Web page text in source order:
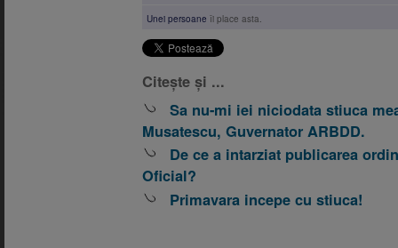
Unei persoane îi place asta.
Citește și ...
Sa nu-mi iei niciodata stiuca
Musatescu, Guvernator ARBDD.
De ce a intarziat publicarea
Oficial?
Primavara incepe cu stiuca!